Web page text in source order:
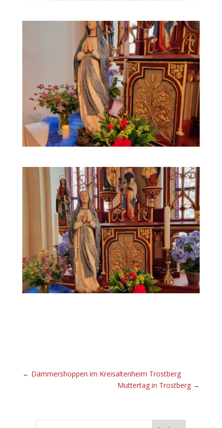
← Dämmershoppen im Kreisaltenheim Trostberg
Muttertag in Trostberg →